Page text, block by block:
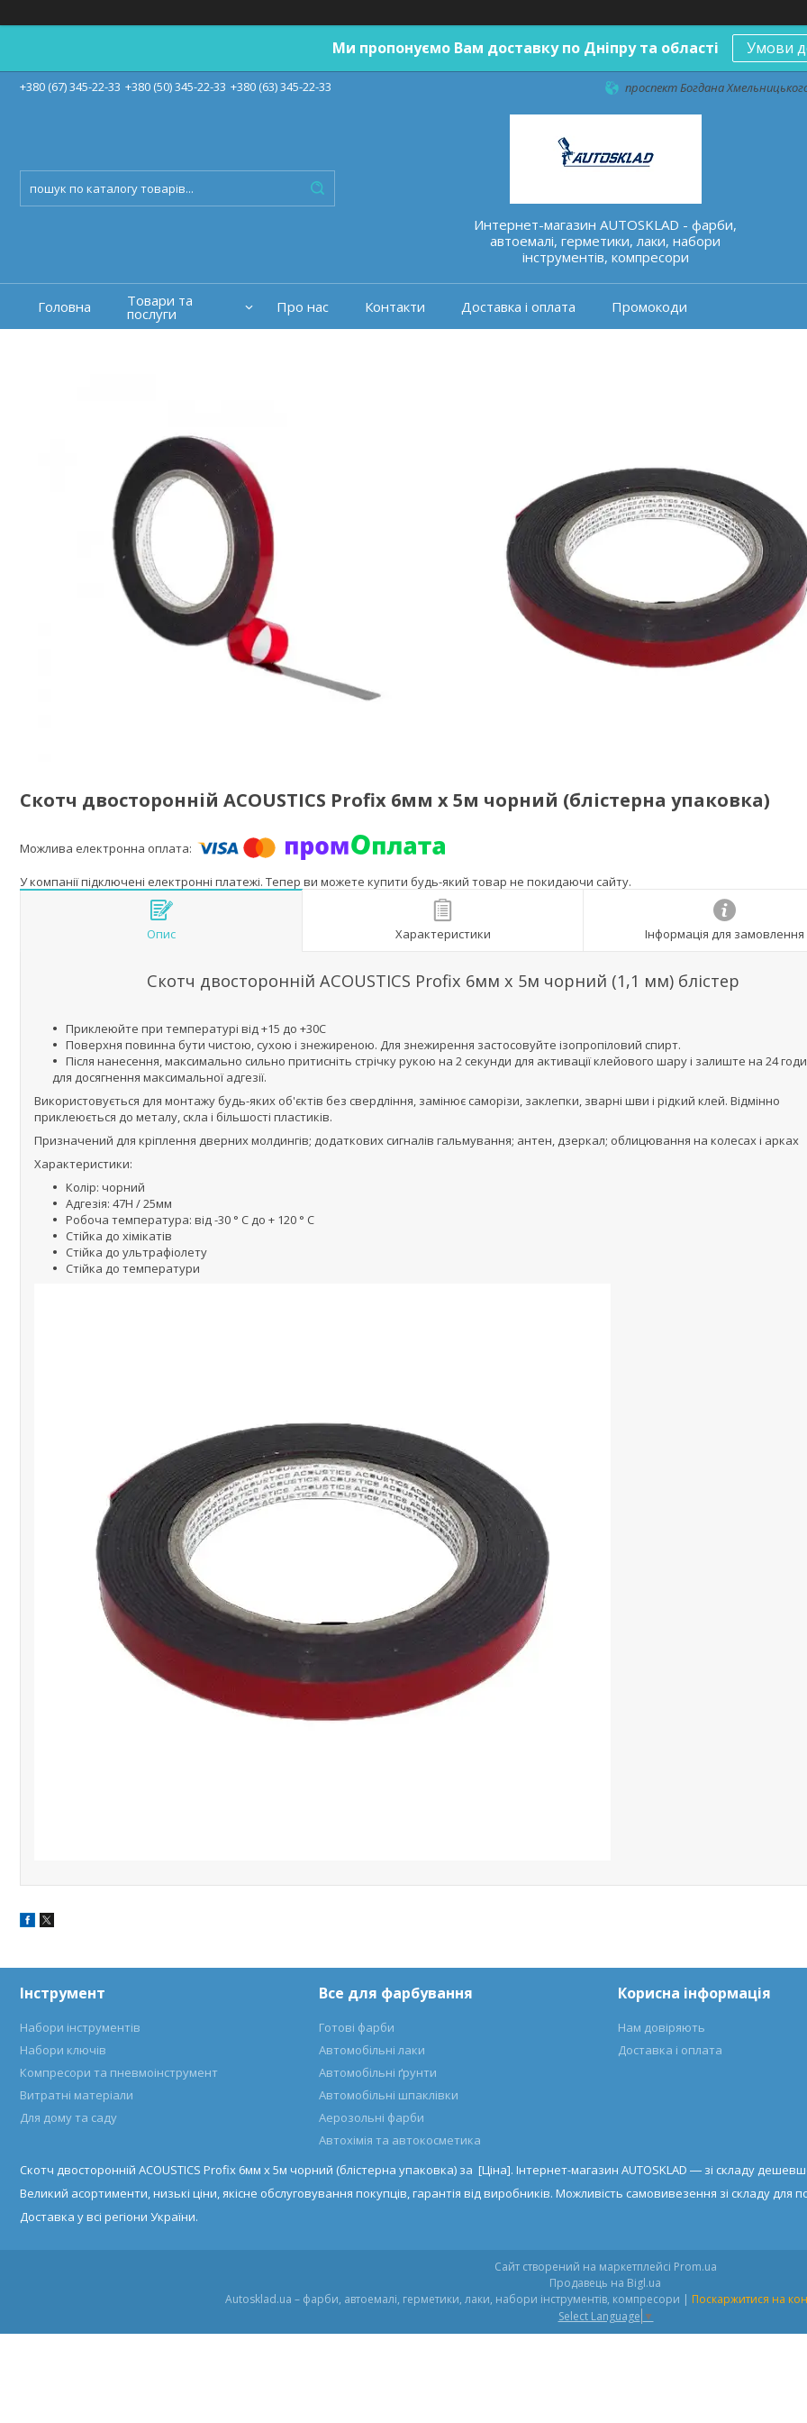
Ми пропонуємо Вам доставку по Дніпру та області Умови
+380 (67) 345-22-33 +380 (50) 345-22-33 +380 (63) 345-22-33 проспект Богдана
Интернет-магазин AUTOSKLAD - фарби,
автоемалі, герметики, лаки, набори
інструментів, компресори
Головна Товари та
послуги Про нас Контакти Доставка і оплата Промокоди
Скотч двосторонній ACOUSTICS Profix 6мм х 5м чорний (блістерна упаковка)
У компанії підключені електронні платежі. Тепер ви можете купити будь-який товар не покидаючи сайту.
Опис Характеристики Інформація для замовлення
Скотч двосторонній ACOUSTICS Profix 6мм х 5м чорний (1,1 мм) блістер
Приклеюйте при температурі від +15 до +30С
Поверхня повинна бути чистою, сухою і знежиреною. Для знежирення застосовуйте ізопропіловий спирт.
Після нанесення, максимально сильно притисніть стрічку рукою на 2 секунди для активації клейового шару і залиште на 24
для досягнення максимальної адгезії.
Використовується для монтажу будь-яких об'єктів без свердління, замінює саморізи, заклепки, зварні шви і рідкий клей. Відмінно
приклеюється до металу, скла і більшості пластиків.
Призначений для кріплення дверних молдингів; додаткових сигналів гальмування; антен, дзеркал; облицювання на колесах і арках
Характеристики:
Колір: чорний
Адгезія: 47H / 25мм
Робоча температура: від -30 ° C до + 120 ° C
Стійка до хімікатів
Стійка до ультрафіолету
Стійка до температури
Інструмент
Набори інструментів
Набори ключів
Компресори та пневмоінструмент
Витратні матеріали
Для дому та саду
Все для фарбування
Готові фарби
Автомобільні лаки
Автомобільні ґрунти
Автомобільні шпаклівки
Аерозольні фарби
Автохімія та автокосметика
Корисна інформація
Нам довіряють
Доставка і оплата
Скотч двосторонній ACOUSTICS Profix 6мм х 5м чорний (блістерна упаковка) за [Ціна]. Інтернет-магазин AUTOSKLAD ― зі складу
Великий асортименти, низькі ціни, якісне обслуговування покупців, гарантія від виробників. Можливість самовивезення зі складу для
Доставка у всі регіони України.
Сайт створений на маркетплейсі Prom.ua
Продавець на Bigl.ua
Autosklad.ua – фарби, автоемалі, герметики, лаки, набори інструментів, компресори | Поскаржитися на
Select Language ▼